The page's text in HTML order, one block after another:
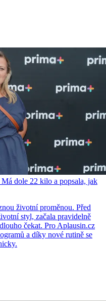
dole 22 kilo a popsala, jak
životní proměnou. Před
styl, začala pravidelně
čekat. Pro Aplausin.cz
a díky nové rutině se